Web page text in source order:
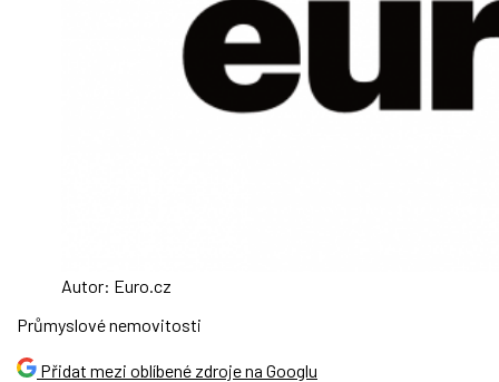
Autor: Euro.cz
Průmyslové nemovitosti
Přidat mezi oblíbené zdroje na Googlu